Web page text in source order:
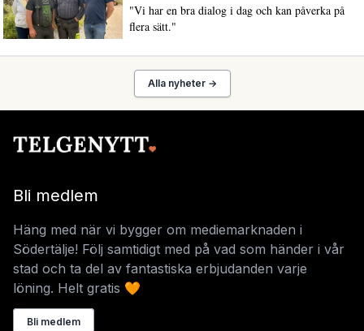
"Vi har en bra dialog i dag och kan påverka på
flera sätt."
Alla nyheter →
Bli medlem
Häng med när vi bygger om mediemarknaden i
Södertälje! Följ samtidigt med på vad som händer i vår
stad och ta del av fantastiska erbjudanden varje
löning. Helt gratis 🧡
Bli medlem